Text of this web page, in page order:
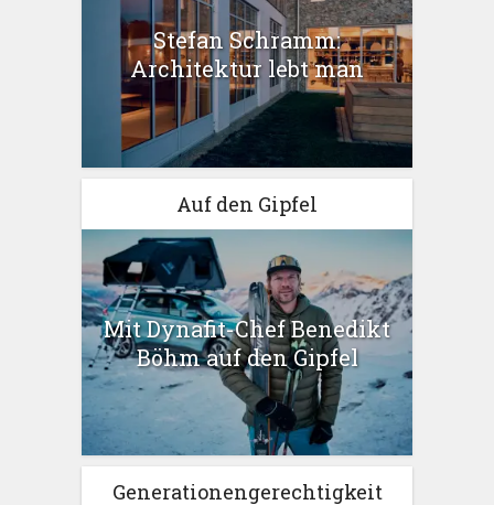
Stefan Schramm:
Architektur lebt man
Auf den Gipfel
Mit Dynafit-Chef Benedikt
Böhm auf den Gipfel
Generationengerechtigkeit